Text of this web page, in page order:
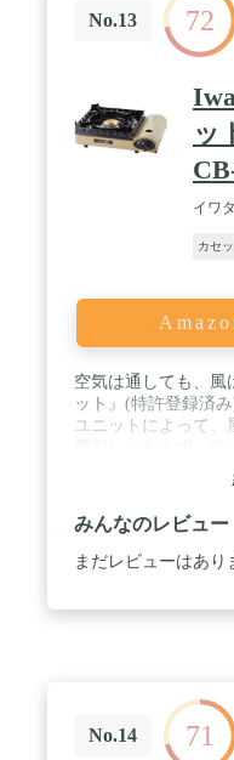
No.13 72
ッ
イワ
カセ
空気は通しても、風
ット』(特許登録済
ユニットによって
横すべりを防ぐガ
とり鍋」の使用で
防ぎます。 回しや
まみを採用すること
りました / 持ち運び
トガスは別売りで
力】 約3.5kW
焼時間】 約66 分 【
みんなのレビュー
まだレビューはあり
No.14 71